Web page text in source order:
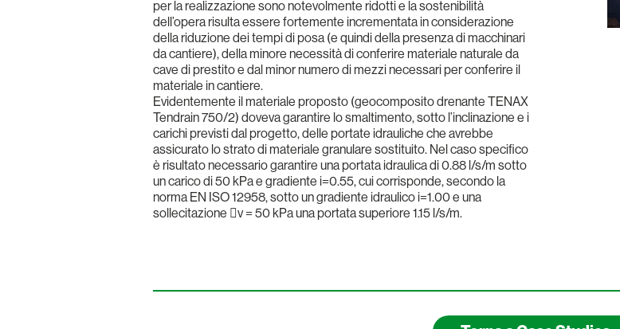
per la realizzazione sono notevolmente ridotti e la sostenibilità
dell’opera risulta essere fortemente incrementata in considerazione
della riduzione dei tempi di posa (e quindi della presenza di macchinari
da cantiere), della minore necessità di conferire materiale naturale da
cave di prestito e dal minor numero di mezzi necessari per conferire il
materiale in cantiere.
Evidentemente il materiale proposto (geocomposito drenante TENAX
Tendrain 750/2) doveva garantire lo smaltimento, sotto l’inclinazione e i
carichi previsti dal progetto, delle portate idrauliche che avrebbe
assicurato lo strato di materiale granulare sostituito. Nel caso specifico
è risultato necessario garantire una portata idraulica di 0.88 l/s/m sotto
un carico di 50 kPa e gradiente i=0.55, cui corrisponde, secondo la
norma EN ISO 12958, sotto un gradiente idraulico i=1.00 e una
sollecitazione v = 50 kPa una portata superiore 1.15 l/s/m.